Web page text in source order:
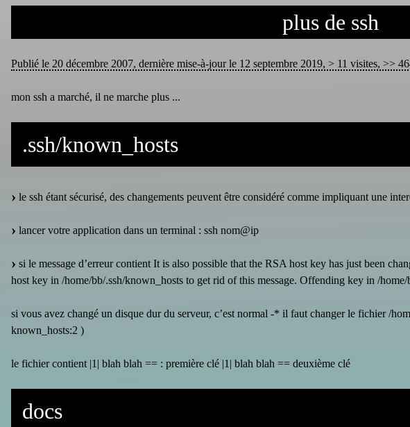
plus de ssh
Publié le 20 décembre 2007, dernière mise-à-jour le 12 septembre 2019, > 11 visites, >>
mon ssh a marché, il ne marche plus ...
.ssh/known_hosts
le ssh étant sécurisé, des changements peuvent être considéré comme impliquant une
lancer votre application dans un terminal : ssh nom@ip
si le message d’erreur contient It is also possible that the RSA host key has just been
host key in /home/bb/.ssh/known_hosts to get rid of this message. Offending key in /
si vous avez changé un disque dur du serveur, c’est normal -* il faut changer le fichier /
known_hosts:2 )
le fichier contient |1| blah blah == : première clé |1| blah blah == deuxième clé
docs